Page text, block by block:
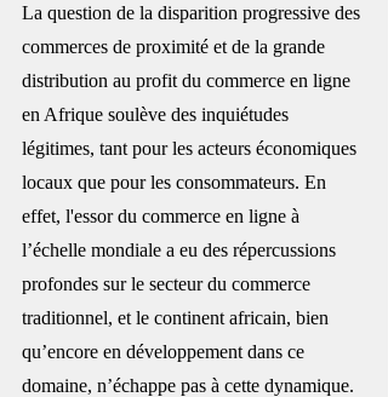
La question de la disparition progressive des
commerces de proximité et de la grande
distribution au profit du commerce en ligne
en Afrique soulève des inquiétudes
légitimes, tant pour les acteurs économiques
locaux que pour les consommateurs. En
effet, l'essor du commerce en ligne à
l’échelle mondiale a eu des répercussions
profondes sur le secteur du commerce
traditionnel, et le continent africain, bien
qu’encore en développement dans ce
domaine, n’échappe pas à cette dynamique.